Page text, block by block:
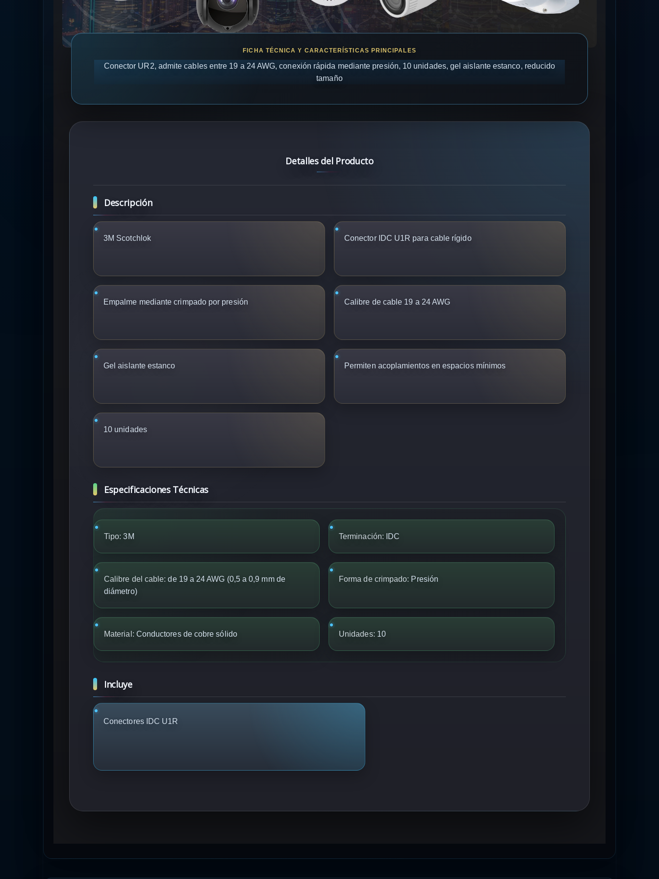
Conector UR2, admite cables entre 19 a 24 AWG, conexión rápida mediante presión, 10 unidades, gel aislante estanco, reducido
tamaño
Detalles del Producto
Descripción
3M Scotchlok Conector IDC U1R para cable rígido
Empalme mediante crimpado por presión Calibre de cable 19 a 24 AWG
Gel aislante estanco Permiten acoplamientos en espacios mínimos
10 unidades
Especificaciones Técnicas
Tipo: 3M Terminación: IDC
Calibre del cable: de 19 a 24 AWG (0,5 a 0,9 mm de
diámetro)
Forma de crimpado: Presión
Material: Conductores de cobre sólido Unidades: 10
Incluye
Conectores IDC U1R